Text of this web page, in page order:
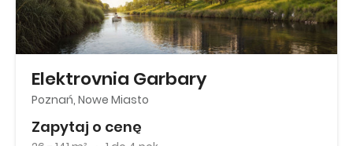
Elektrovnia Garbary
Poznań, Nowe Miasto
Zapytaj o cenę